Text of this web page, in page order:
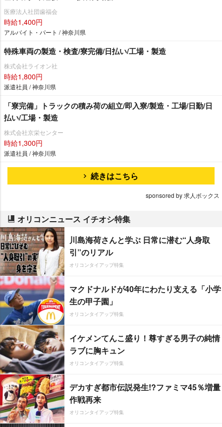
医療法人社団歯福会
時給1,400円
アルバイト・パート / 神奈川県
特殊車両の製造・検査/寮完備/日払い/工場・製造
株式会社ライオン社
時給1,800円
派遣社員 / 神奈川県
「寮完備」トラックの積み荷の組立/即入寮/製造・工場/日勤/日
払い/工場・製造
株式会社京栄センター
時給1,300円
派遣社員 / 神奈川県
続きはこちら
sponsored by 求人ボックス
オリコンニュース イチオシ特集
川島海荷さんと学ぶ 日常に潜む“人身取
引”のリアル
オリコンタイアップ特集
マクドナルドが40年にわたり支える「小学
生の甲子園」
オリコンタイアップ特集
イケメンてんこ盛り！尊すぎる男子の純情
ラブに胸キュン
オリコンタイアップ特集
デカすぎ都市伝説発生!?ファミマ45％増量
作戦再来
オリコンタイアップ特集